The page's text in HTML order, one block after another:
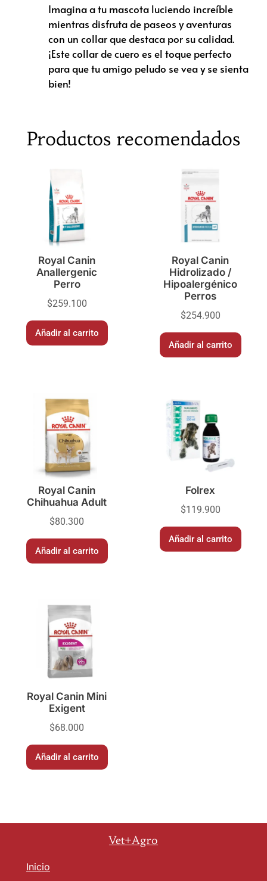
Imagina a tu mascota luciendo increíble
mientras disfruta de paseos y aventuras
con un collar que destaca por su calidad.
¡Este collar de cuero es el toque perfecto
para que tu amigo peludo se vea y se sienta
bien!
Productos recomendados
Royal Canin
Anallergenic
Perro
$259.100
Añadir al carrito
Royal Canin
Hidrolizado /
Hipoalergénico
Perros
$254.900
Añadir al carrito
Royal Canin
Chihuahua Adult
$80.300
Añadir al carrito
Folrex
$119.900
Añadir al carrito
Royal Canin Mini
Exigent
$68.000
Añadir al carrito
Vet+Agro
Inicio